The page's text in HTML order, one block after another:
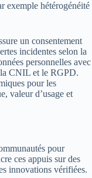
exemple hétérogénéité
un consentement
incidentes selon la
personnelles avec
CNIL et le RGPD.
pour les
valeur d’usage et
pour
ces appuis sur des
innovations vérifiées.